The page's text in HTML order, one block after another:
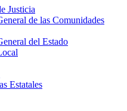
Justicia
de las Comunidades
del Estado
Estatales